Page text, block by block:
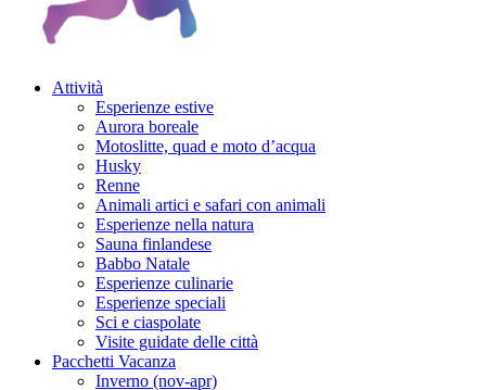
Attività
Esperienze estive
Aurora boreale
Motoslitte, quad e moto d’acqua
Husky
Renne
Animali artici e safari con animali
Esperienze nella natura
Sauna finlandese
Babbo Natale
Esperienze culinarie
Esperienze speciali
Sci e ciaspolate
Visite guidate delle città
Pacchetti Vacanza
Inverno (nov-apr)